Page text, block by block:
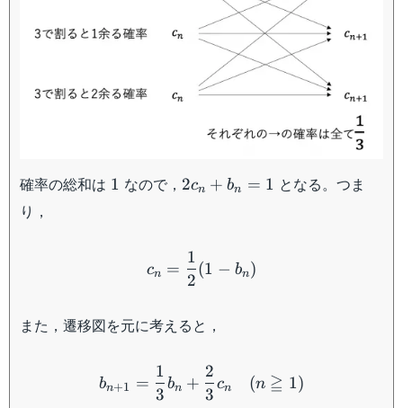
確率の総和は 1
1 なので， 2c_n+b_n
2cn + bn = 1 となる。つま
り，
cn =
2
1
(1 − bn)
また，遷移図を元に考えると，
b_{n+1} =
bn+1 =
3
1
bn +
3
2
cn (n ≧ 1)